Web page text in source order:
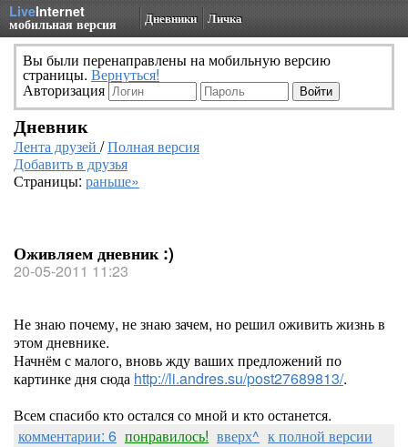
LiveInternet
мобильная версия Дневники Личка
Вы были перенаправлены на мобильную версию
страницы. Вернуться!
Авторизация
Дневник
Лента друзей /Полная версия
Добавить в друзья
Страницы: раньше»
Оживляем дневник :)
20-05-2011 11:23
Не знаю почему, не знаю зачем, но решил оживить жизнь в
этом дневнике.
Начнём с малого, вновь жду ваших предложений по
картинке дня сюда http://li.andres.su/post27689813/.
Всем спасибо кто остался со мной и кто останется.
комментарии: 6 понравилось! вверх^ к полной версии